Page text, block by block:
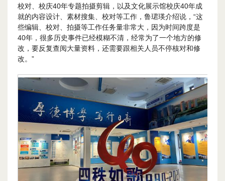
校对、校庆40年专题拍摄剪辑，以及文化展示馆校庆40年成
就的内容设计、素材搜集、校对等工作，鲁珺瑛介绍说，“这
些编辑、校对、拍摄等工作任务量非常大，因为时间跨度是
40年，很多历史事件已经模糊不清，经常为了一个地方的修
改，要反复查阅大量资料，还需要跟相关人员不停核对和修
改。”